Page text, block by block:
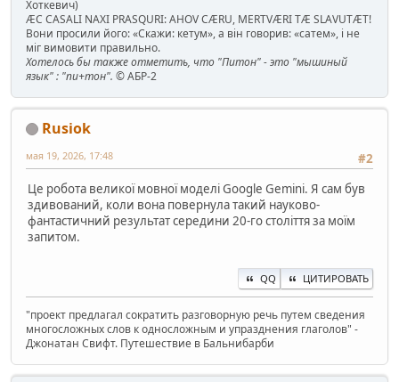
Хоткевич)
ÆC CASALI NAXI PRASQURI: AHOV CÆRU, MERTVÆRI TÆ SLAVUTÆT!
Вони просили його: «Скажи: кетум», а він говорив: «сатем», і не
міг вимовити правильно.
Хотелось бы также отметить, что "Питон" - это "мышиный
язык" : "пи+тон". © АБР-2
Rusiok
#2
мая 19, 2026, 17:48
Це робота великої мовної моделі Google Gemini. Я сам був
здивований, коли вона повернула такий науково-
фантастичний результат середини 20-го століття за моїм
запитом.
QQ ЦИТИРОВАТЬ
"проект предлагал сократить разговорную речь путем сведения
многосложных слов к односложным и упразднения глаголов" -
Джонатан Свифт. Путешествие в Бальнибарби